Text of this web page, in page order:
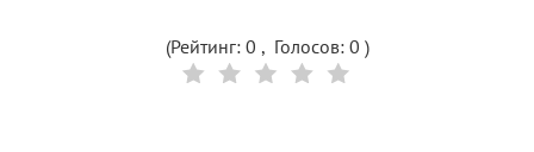
(Рейтинг: 0 , Голосов: 0 )